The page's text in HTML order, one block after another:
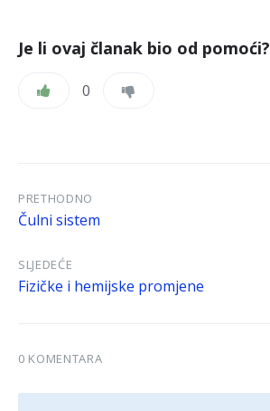
Je li ovaj članak bio od pomoći?
0
PRETHODNO
Čulni sistem
SLJEDEĆE
Fizičke i hemijske promjene
0 KOMENTARA